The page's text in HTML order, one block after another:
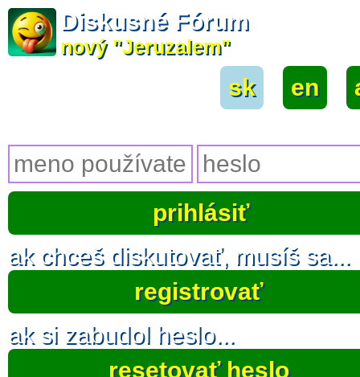
Diskusné Fórum
nový "Jeruzalem"
sk en
ak chceš diskutovať, musíš sa...
registrovať
ak si zabudol heslo...
resetovať heslo